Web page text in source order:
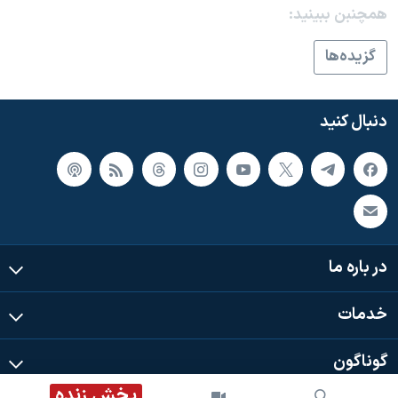
همایش محافظه‌کاران آمریکا «سی‌پک»
صفحه‌های ویژه
سفر پرزیدنت ترامپ به چین
همچنبن ببینید:
گزيده‌ها
دنبال کنید
در باره ما
خدمات
گوناگون